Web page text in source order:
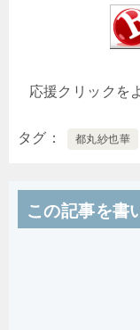
応援クリックを
タグ 都丸紗也華
この記事を書